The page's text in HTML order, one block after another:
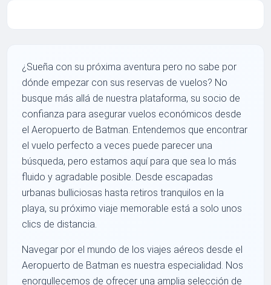
¿Sueña con su próxima aventura pero no sabe por
dónde empezar con sus reservas de vuelos? No
busque más allá de nuestra plataforma, su socio de
confianza para asegurar vuelos económicos desde
el Aeropuerto de Batman. Entendemos que encontrar
el vuelo perfecto a veces puede parecer una
búsqueda, pero estamos aquí para que sea lo más
fluido y agradable posible. Desde escapadas
urbanas bulliciosas hasta retiros tranquilos en la
playa, su próximo viaje memorable está a solo unos
clics de distancia.
Navegar por el mundo de los viajes aéreos desde el
Aeropuerto de Batman es nuestra especialidad. Nos
enorgullecemos de ofrecer una amplia selección de